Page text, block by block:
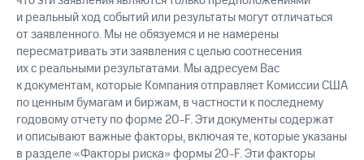
и реальный ход событий или результаты могут отличаться
от заявленного. Мы не обязуемся и не намерены
пересматривать эти заявления с целью соотнесения
их с реальными результатами. Мы адресуем Вас
к документам, которые Компания отправляет Комиссии США
по ценным бумагам и биржам, в частности к последнему
годовому отчету по форме 20-F. Эти документы содержат
и описывают важные факторы, включая те, которые указаны
в разделе «Факторы риска» формы 20-F. Эти факторы